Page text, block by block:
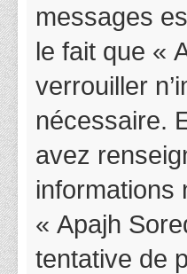
messages
le fait que «
verrouiller
nécessaire.
avez
informations
« Apajh
tentative de